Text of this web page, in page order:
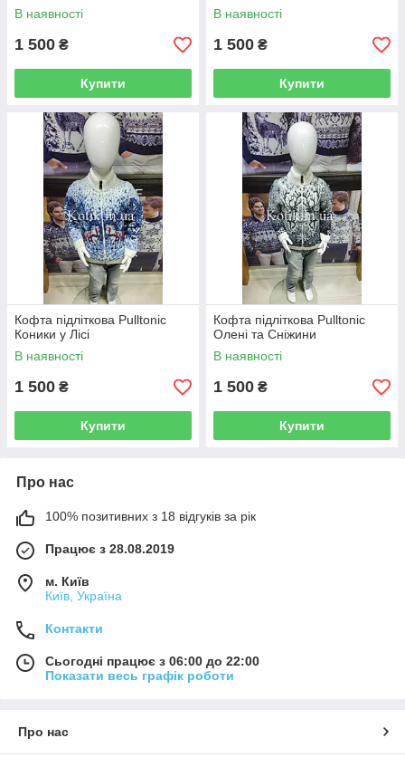
В наявності
1 500 ₴
Купити
В наявності
1 500 ₴
Купити
Кофта підліткова Pulltonic
Коники у Лісі
В наявності
1 500 ₴
Купити
Кофта підліткова Pulltonic
Олені та Сніжини
В наявності
1 500 ₴
Купити
Про нас
100% позитивних з 18 відгуків за рік
Працює з 28.08.2019
м. Київ
Київ, Україна
Контакти
Сьогодні працює з 06:00 до 22:00
Показати весь графік роботи
Про нас